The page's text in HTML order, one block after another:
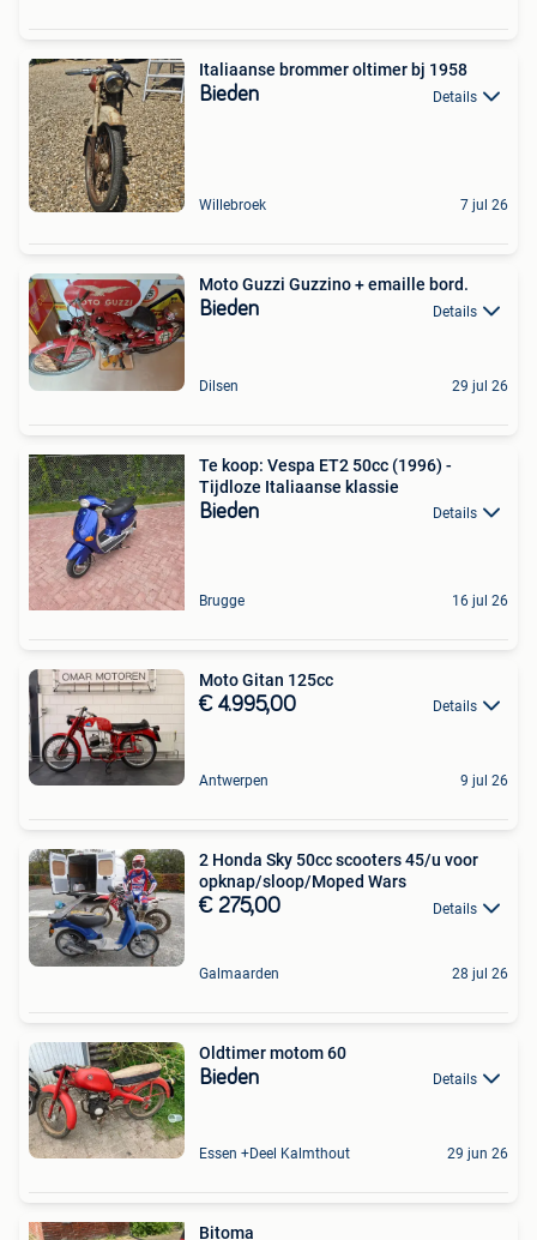
Italiaanse brommer oltimer bj 1958
Bieden Details
Willebroek 7 jul 26
Moto Guzzi Guzzino + emaille bord.
Bieden Details
Dilsen 29 jul 26
Te koop: Vespa ET2 50cc (1996) -
Tijdloze Italiaanse klassie
Bieden Details
Brugge 16 jul 26
Moto Gitan 125cc
€ 4.995,00 Details
Antwerpen 9 jul 26
2 Honda Sky 50cc scooters 45/u voor
opknap/sloop/Moped Wars
€ 275,00 Details
Galmaarden 28 jul 26
Oldtimer motom 60
Bieden Details
Essen +Deel Kalmthout 29 jun 26
Bitoma